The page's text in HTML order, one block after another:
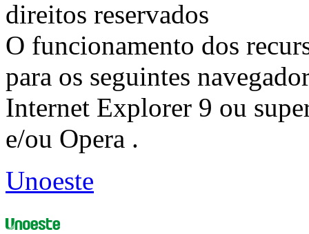
direitos reservados
O funcionamento dos
para os seguintes
Internet Explorer 9 ou
e/ou Opera .
Unoeste